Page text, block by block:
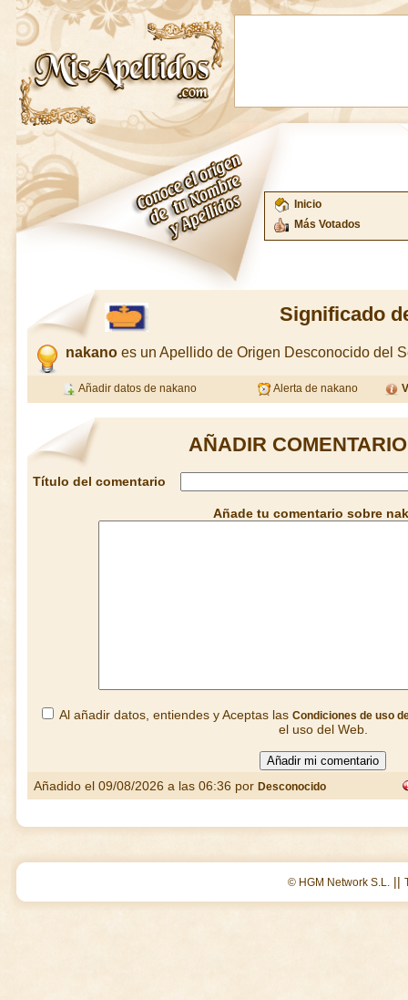
Inicio
Más Votados
Significado
nakano es un Apellido de Origen Desconocido del
Añadir datos de nakano Alerta de nakano
AÑADIR
Título del comentario
Añade tu comentario sobre
Al añadir datos, entiendes y Aceptas las Condiciones de uso
el uso del Web.
Añadido el 09/08/2026 a las 06:36 por Desconocido
© HGM Network S.L. ||